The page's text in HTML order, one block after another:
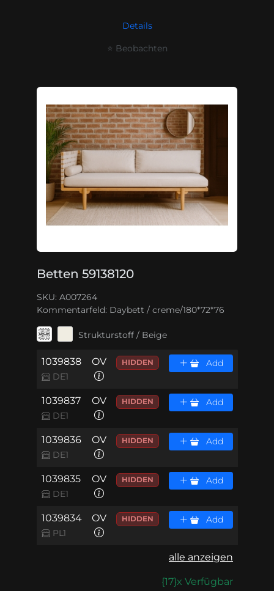
Details
⭐ Beobachten
Betten 59138120
SKU: A007264
Kommentarfeld: Daybett / creme/180*72*76
Strukturstoff / Beige
1039838
DE1
OV HIDDEN Add
1039837
DE1
OV HIDDEN Add
1039836
DE1
OV HIDDEN Add
1039835
DE1
OV HIDDEN Add
1039834
PL1
OV HIDDEN Add
alle anzeigen
{17}x Verfügbar